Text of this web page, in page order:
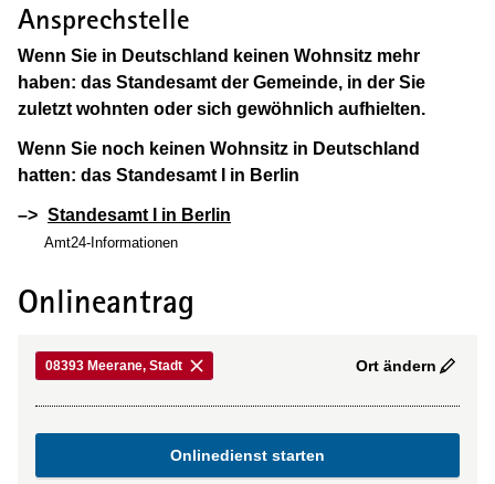
Ansprechstelle
Wenn Sie in Deutschland keinen Wohnsitz mehr
haben: das Standesamt der Gemeinde, in der Sie
zuletzt wohnten oder sich gewöhnlich aufhielten.
Wenn Sie noch keinen Wohnsitz in Deutschland
hatten: das Standesamt I in Berlin
–> Standesamt I in Berlin
Amt24-Informationen
Onlineantrag
08393 Meerane, Stadt Ort ändern
Onlinedienst starten